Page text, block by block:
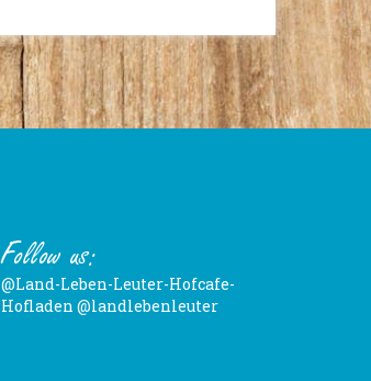
Follow us:
@Land-Leben-Leuter-Hofcafe-
Hofladen @landlebenleuter